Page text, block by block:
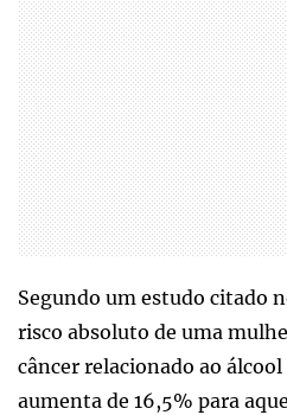
Segundo um estudo citado
risco absoluto de uma
câncer relacionado ao
aumenta de 16,5% para